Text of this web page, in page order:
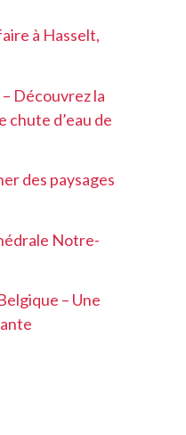
à Hasselt,
Découvrez la
chute d’eau de
des paysages
Notre-
– Une